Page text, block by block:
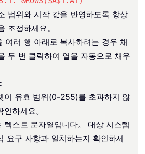
범위와 시작 값을 반영하도록 항상
조정하세요。
여러 행 아래로 복사하려는 경우 채
두 번 클릭하여 열을 자동으로 채우
이 유효 범위(0–255)를 초과하지 않
인하세요。
텍스트 문자열입니다。 대상 시스템
요구 사항과 일치하는지 확인하세